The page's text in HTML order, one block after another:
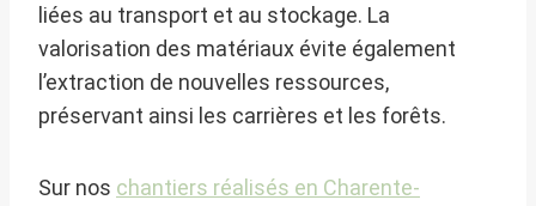
liées au transport et au stockage. La
valorisation des matériaux évite également
l’extraction de nouvelles ressources,
préservant ainsi les carrières et les forêts.
Sur nos chantiers réalisés en Charente-